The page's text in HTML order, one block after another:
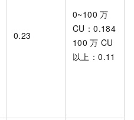
0.23
0~100 万
CU：0.184
100 万 CU
以上：0.11